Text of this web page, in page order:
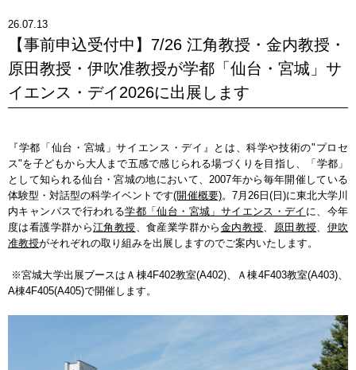
26.07.13
【事前申込受付中】7/26 江角教授・金内教授・
原田教授・伊吹准教授が学都「仙台・宮城」サ
イエンス・デイ2026に出展します
『学都「仙台・宮城」サイエンス・デイ』とは、科学や技術の"プロセ
ス"を子どもから大人まで五感で感じられる場づくりを目指し、「学都」
として知られる仙台・宮城の地において、2007年から毎年開催している
体験型・対話型の科学イベントです(開催概要)。7月26日(日)に東北大学川
内キャンパスで行われる学都「仙台・宮城」サイエンス・デイ に、今年
度は看護学群から江角教授、食産業学群から 金内教授、 原田教授、 伊吹
准教授がそれぞれの取り組みを出展しますのでご案内いたします。
※宮城大学出展ブースはＡ棟4F402教室(A402)、Ａ棟4F403教室(A403)、
A棟4F405(A405)で開催します。​​​​​